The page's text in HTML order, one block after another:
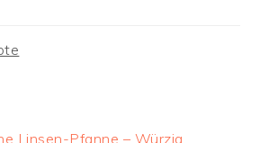
Linsen-Pfanne – Würzig,